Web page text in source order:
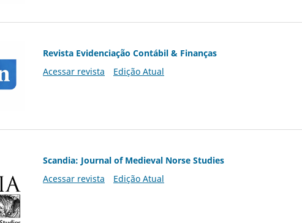
Revista Evidenciação Contábil & Finanças
Acessar revista
Edição Atual
Scandia: Journal of Medieval Norse Studies
Acessar revista
Edição Atual